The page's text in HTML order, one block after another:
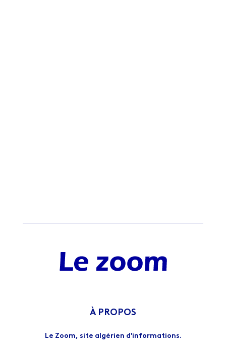
À PROPOS
Le Zoom, site algérien d'informations.